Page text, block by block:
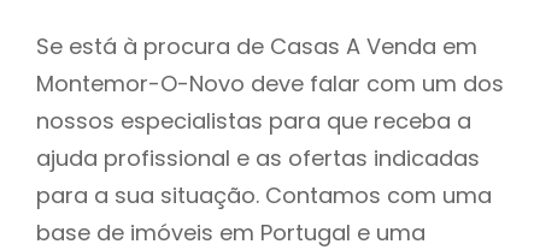
Se está à procura de Casas A Venda em
Montemor-O-Novo deve falar com um dos
nossos especialistas para que receba a
ajuda profissional e as ofertas indicadas
para a sua situação. Contamos com uma
base de imóveis em Portugal e uma